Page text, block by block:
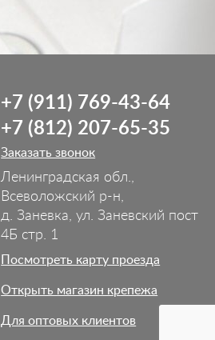
+7 (911) 769-43-64
+7 (812) 207-65-35
Заказать звонок
Ленинградская обл.,
Всеволожский р-н,
д. Заневка, ул. Заневский пост
4Б стр. 1
Посмотреть карту проезда
Открыть магазин крепежа
Для оптовых клиентов